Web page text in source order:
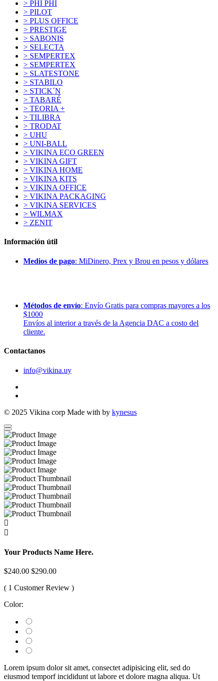
> PHI PHI
> PILOT
> PLUS OFFICE
> PRESTIGE
> SABONIS
> SELECTA
> SEMPERTEX
> SEMPERTEX
> SLATESTONE
> STABILO
> STICK´N
> TABARÉ
> TEORIA +
> TILIBRA
> TRODAT
> UHU
> UNI-BALL
> VIKINA ECO GREEN
> VIKINA GIFT
> VIKINA HOME
> VIKINA KITS
> VIKINA OFFICE
> VIKINA PACKAGING
> VIKINA SERVICES
> WILMAX
> ZENIT
Información útil
Medios de pago: MiDinero, Prex y Brou en pesos y dólares
Métodos de envío: Envío Gratis para compras mayores a los
$1000
Envíos al interior a través de la Agencia DAC a costo del
cliente.
Contactanos
info@vikina.uy
© 2025 Vikina corp Made with by kynesus
Your Products Name Here.
$240.00 $290.00
( 1 Customer Review )
Color:
Lorem ipsum dolor sit amet, consectet adipisicing elit, sed do
eiusmod temporf incididunt ut labore et dolore magna aliqua. Ut